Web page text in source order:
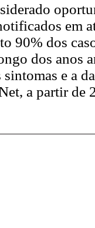
em
90% dos
dos anos
e a
a partir